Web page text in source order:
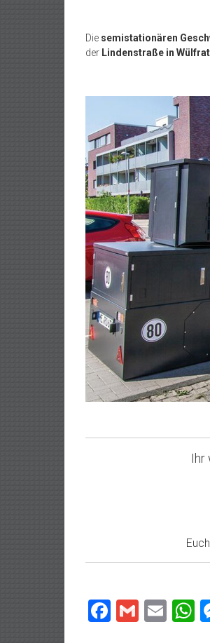
Die semistationären
der Lindenstraße in
Ihr
Facebook
Gmail